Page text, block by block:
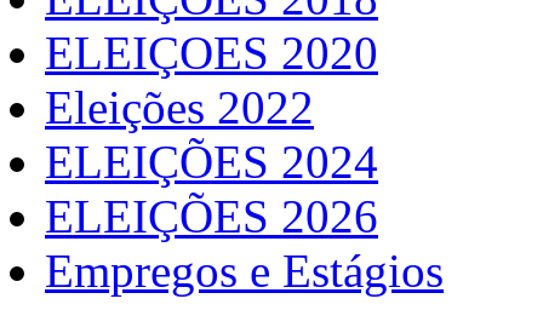
ELEIÇOES 2020
Eleições 2022
ELEIÇÕES 2024
ELEIÇÕES 2026
Empregos e Estágios